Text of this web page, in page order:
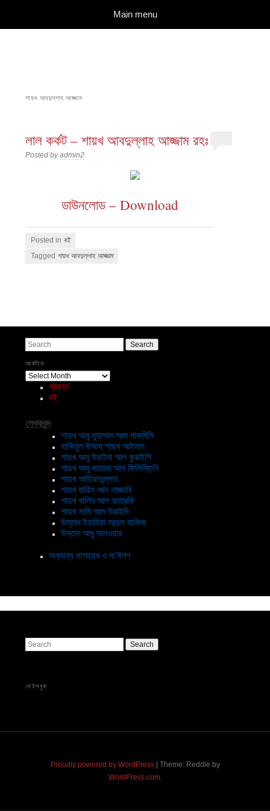
Main menu
শায়খ আবদুল্লাহ আজ্জাম
লাল কর্কট – শায়খ আবদুল্লাহ আজ্জাম রহঃ
Posted byadmin2
ডাউনলোড – Download
Posted in বই
Tagged শায়খ আবদুল্লাহ আজ্জাম
Search
আর্কাইভ
আর্কাইভ
প্রবন্ধ
বই
লেখকবৃন্দ
শায়খ আবু মুহাম্মাদ আল মাকদিসি
হাকিমুল উম্মাহ শায়খ আইমান
শায়খ আবু উবাইদা আল কুরাইশি
শায়খ আবু কাতাদা আল ফিলিস্তিনি
শায়খ আতিয়াতুল্লাহ
শায়খ হারিস আন নাজ্জারি
শায়খ খালিদ আল বাতারফি
শায়খ সামি আল উরাইদি
উস্তাদ ইয়াহিয়া আব্দুল হাফিজ
উস্তাদ আবু আনওয়ার
অন্যান্য মাশায়েখ ও দা’ঈগণ
Search
ফেইসবুক
Proudly powered by WordPress | Theme: Reddle by
WordPress.com.